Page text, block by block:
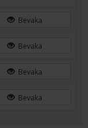
Bevaka
Bevaka
Bevaka
Bevaka